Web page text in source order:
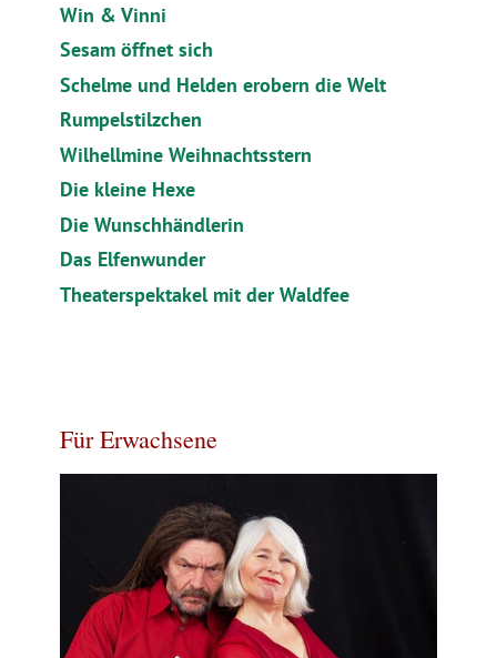
Win & Vinni
Sesam öffnet sich
Schelme und Helden erobern die Welt
Rumpelstilzchen
Wilhellmine Weihnachtsstern
Die kleine Hexe
Die Wunschhändlerin
Das Elfenwunder
Theaterspektakel mit der Waldfee
Für Erwachsene